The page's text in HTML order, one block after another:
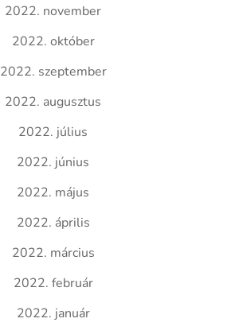
2022. november
2022. október
2022. szeptember
2022. augusztus
2022. július
2022. június
2022. május
2022. április
2022. március
2022. február
2022. január